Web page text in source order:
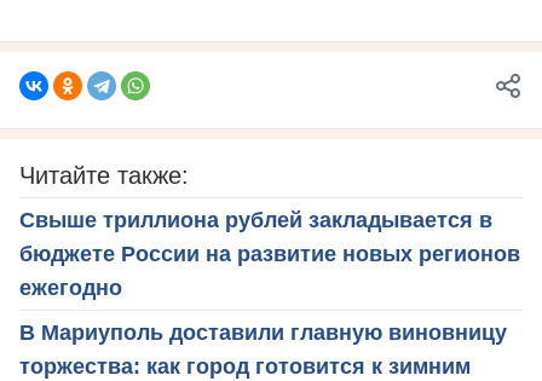
Читайте также:
Свыше триллиона рублей закладывается в
бюджете России на развитие новых регионов
ежегодно
В Мариуполь доставили главную виновницу
торжества: как город готовится к зимним